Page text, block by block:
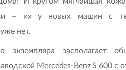
– их у новых машин с
нет.
экземпляра располагает
Mercedes-Benz S 600 с